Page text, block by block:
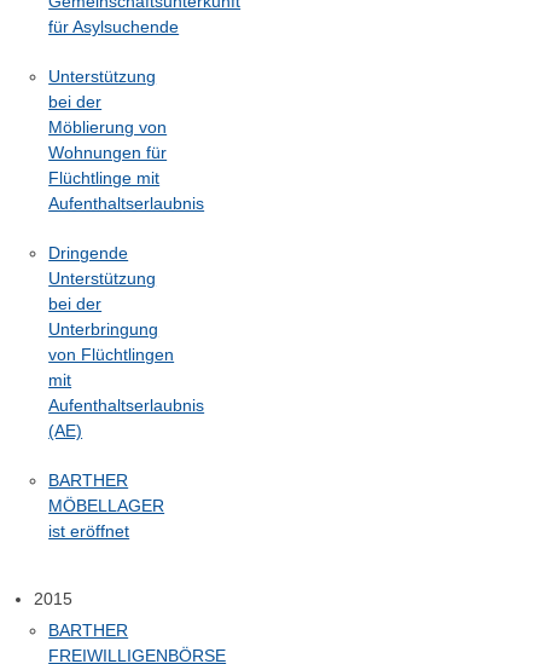
für Asylsuchende
Unterstützung
bei der
Möblierung von
Wohnungen für
Flüchtlinge mit
Aufenthaltserlaubnis
Dringende
Unterstützung
bei der
Unterbringung
von Flüchtlingen
mit
Aufenthaltserlaubnis
(AE)
BARTHER
MÖBELLAGER
ist eröffnet
2015
BARTHER
FREIWILLIGENBÖRSE